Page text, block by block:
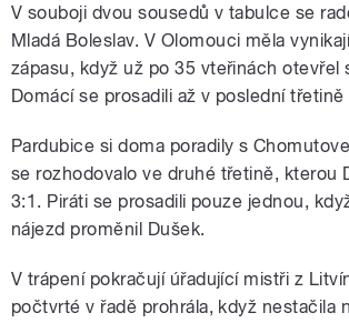
V souboji dvou sousedů v tabulce se
Mladá Boleslav. V Olomouci měla
zápasu, když už po 35 vteřinách otevřel
Domácí se prosadili až v poslední třetině
Pardubice si doma poradily s
se rozhodovalo ve druhé třetině, kterou
3:1. Piráti se prosadili pouze jednou,
nájezd proměnil Dušek.
V trápení pokračují úřadující mistři z
počtvrté v řadě prohrála, když nestačila